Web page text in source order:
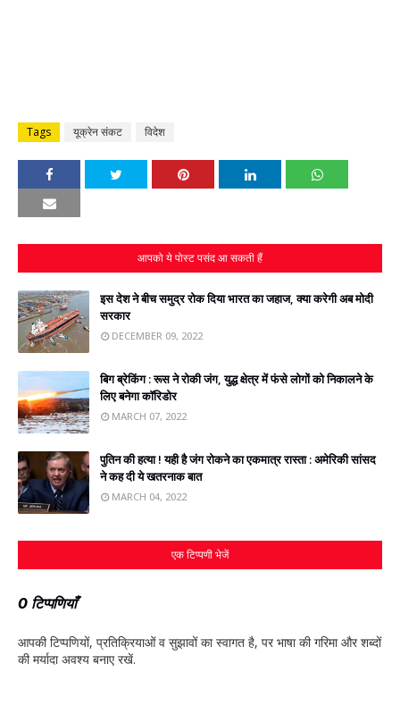
Tags यूक्रेन संकट विदेश
आपको ये पोस्ट पसंद आ सकती हैं
इस देश ने बीच समुद्र रोक दिया भारत का जहाज, क्‍या करेगी अब मोदी
सरकार
DECEMBER 09, 2022
बिग ब्रेकिंग : रूस ने रोकी जंग, युद्ध क्षेत्र में फंसे लोगों को निकालने के
लिए बनेगा कॉरिडोर
MARCH 07, 2022
पुतिन की हत्‍या ! यही है जंग रोकने का एकमात्र रास्‍ता : अमेरिकी सांसद
ने कह दी ये खतरनाक बात
MARCH 04, 2022
एक टिप्पणी भेजें
0 टिप्पणियाँ
आपकी टिप्‍पणियों, प्रतिक्रियाओं व सुझावों का स्‍वागत है, पर भाषा की गरिमा और शब्‍दों
की मर्यादा अवश्‍य बनाए रखें.